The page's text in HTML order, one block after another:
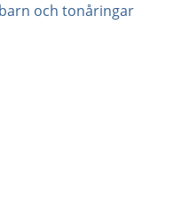
och tonåringar